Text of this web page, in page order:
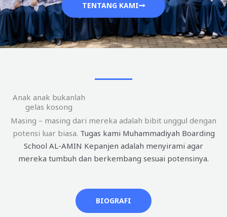
TENTANG KAMI
Anak anak bukanlah
gelas kosong
Masing – masing dari mereka adalah bibit unggul dengan
potensi luar biasa. Tugas kami Muhammadiyah Boarding
School AL-AMIN Kepanjen adalah menyirami agar
mereka tumbuh dan berkembang sesuai potensinya.
BIOGRAFI